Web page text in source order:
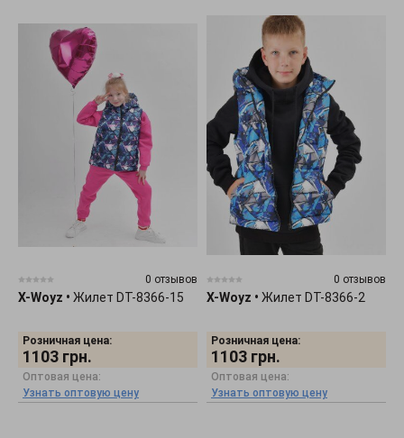
0 отзывов
X-Woyz • Жилет DT-8366-15
Розничная цена:
1103 грн.
Оптовая цена:
Узнать оптовую цену
0 отзывов
X-Woyz • Жилет DT-8366-2
Розничная цена:
1103 грн.
Оптовая цена:
Узнать оптовую цену